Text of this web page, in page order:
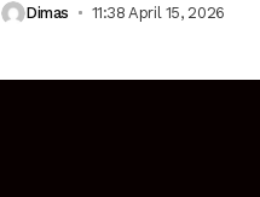
Dimas 11:38 April 15, 2026